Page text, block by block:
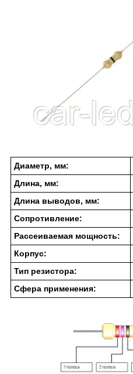
Диаметр, мм:
Длина, мм:
Длина выводов, мм:
Сопротивление:
Рассеиваемая мощность:
Корпус:
Тип резистора:
Сфера применения: